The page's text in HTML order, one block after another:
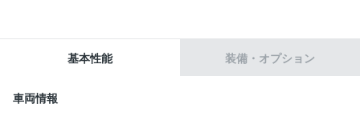
基本性能 装備・オプション
車両情報